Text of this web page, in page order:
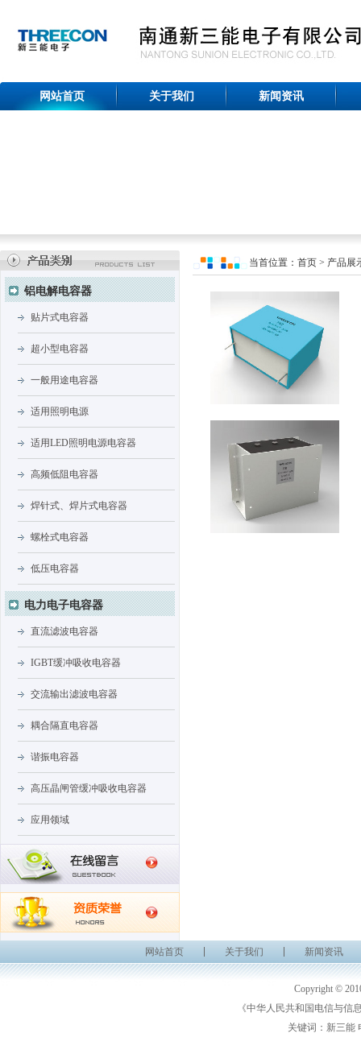
网站首页 关于我们 新闻资讯
铝电解电容器
贴片式电容器
超小型电容器
一般用途电容器
适用照明电源
适用LED照明电源电容器
高频低阻电容器
焊针式、焊片式电容器
螺栓式电容器
低压电容器
电力电子电容器
直流滤波电容器
IGBT缓冲吸收电容器
交流输出滤波电容器
耦合隔直电容器
谐振电容器
高压晶闸管缓冲吸收电容器
应用领域
当首位置：首页 > 产品展
网站首页 关于我们 新闻资讯
Copyright ©
《中华人民共和国电信与信
关键词：新三能